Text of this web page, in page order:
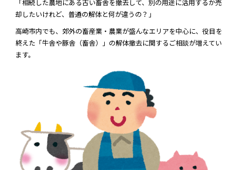
「相続した農地にある古い畜舎を撤去して、別の用途に活用するか売
却したいけれど、普通の解体と何が違うの？」
高崎市内でも、郊外の畜産業・農業が盛んなエリアを中心に、役目を
終えた「牛舎や豚舎（畜舎）」の解体撤去に関するご相談が増えてい
ます。